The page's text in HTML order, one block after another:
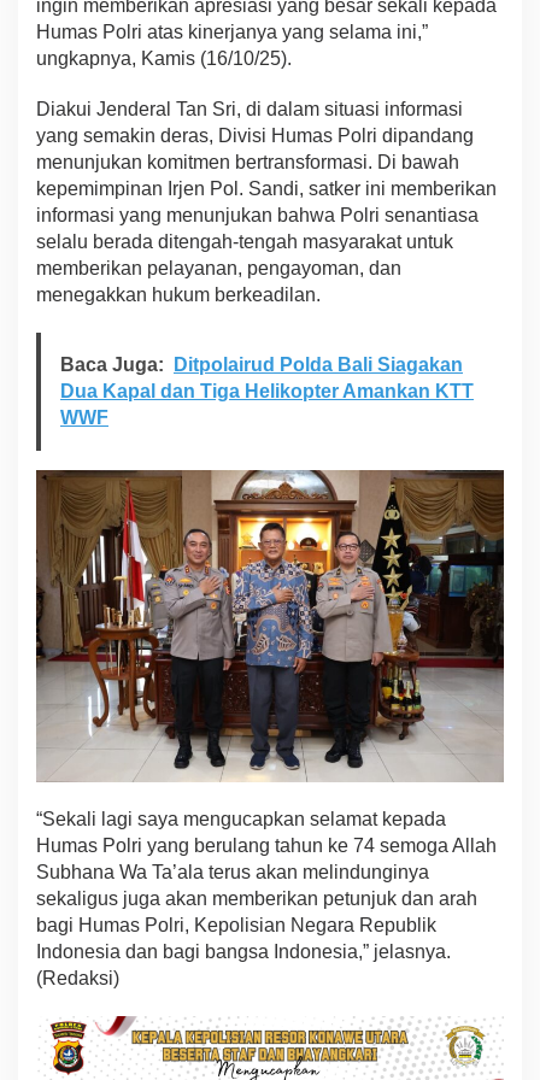
h
t
r
ingin memberikan apresiasi yang besar sekali kepada
Humas Polri atas kinerjanya yang selama ini,”
ungkapnya, Kamis (16/10/25).
Diakui Jenderal Tan Sri, di dalam situasi informasi
yang semakin deras, Divisi Humas Polri dipandang
menunjukan komitmen bertransformasi. Di bawah
kepemimpinan Irjen Pol. Sandi, satker ini memberikan
informasi yang menunjukan bahwa Polri senantiasa
selalu berada ditengah-tengah masyarakat untuk
memberikan pelayanan, pengayoman, dan
menegakkan hukum berkeadilan.
Baca Juga:
Ditpolairud Polda Bali Siagakan
Dua Kapal dan Tiga Helikopter Amankan KTT
WWF
“Sekali lagi saya mengucapkan selamat kepada
Humas Polri yang berulang tahun ke 74 semoga Allah
Subhana Wa Ta’ala terus akan melindunginya
sekaligus juga akan memberikan petunjuk dan arah
bagi Humas Polri, Kepolisian Negara Republik
Indonesia dan bagi bangsa Indonesia,” jelasnya.
(Redaksi)